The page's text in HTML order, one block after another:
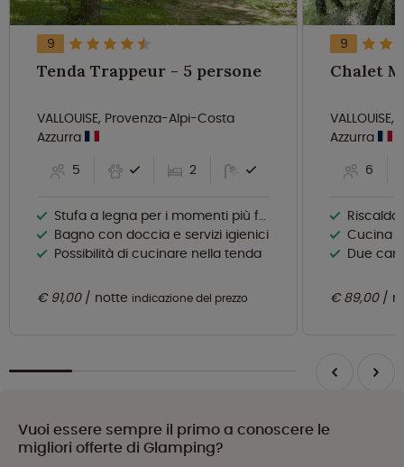
9
Tenda Trappeur - 5 persone
VALLOUISE, Provenza-Alpi-Costa
Azzurra
5
2
Stufa a legna per i momenti più freddi
Bagno con doccia e servizi igienici
Possibilità di cucinare nella tenda
€ 91,00 notte indicazione del prezzo
9
Azzurra
6
Cucina
Due
€ 89,00
Vuoi essere sempre il primo a conoscere le
migliori offerte di Glamping?